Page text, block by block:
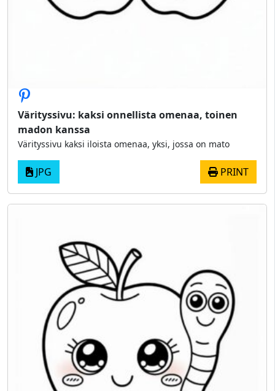
Värityssivu: kaksi onnellista omenaa, toinen
madon kanssa
Värityssivu kaksi iloista omenaa, yksi, jossa on mato
JPG PRINT